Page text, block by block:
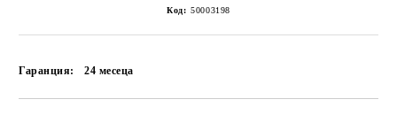
Код: 50003198
Гаранция: 24 месеца